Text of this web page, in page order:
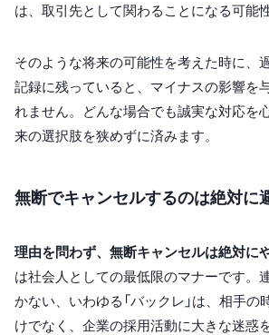
は、取引先として関わることになる可能
そのような将来の可能性を考えた時に、
記録に残っていると、マイナスの影響を
れません。どんな場合でも誠実な対応を
来の選択肢を狭めずに済みます。
無断でキャンセルするのは絶対に
理由を問わず、無断キャンセルは絶対に
は社会人としての最低限のマナーです。
かない、いわゆる「バックレ」は、相手
けでなく、企業の採用活動に大きな迷惑